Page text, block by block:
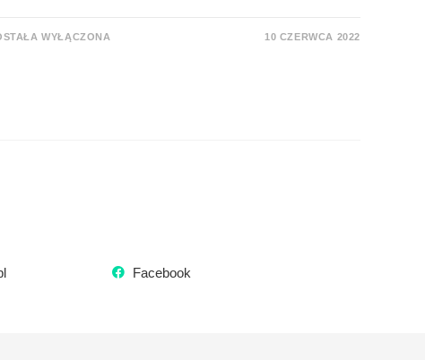
WYŁĄCZONA 10 CZERWCA 2022
Facebook